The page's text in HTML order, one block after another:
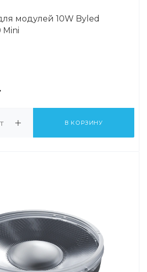
модулей 10W Byled
Mini
В КОРЗИНУ